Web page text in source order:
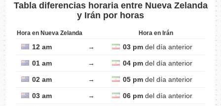
Tabla diferencias horaria entre Nueva Zelanda
y Irán por horas
Hora en Nueva Zelanda Hora en Irán
12 am → 03 pm del día anterior
01 am → 04 pm del día anterior
02 am → 05 pm del día anterior
03 am → 06 pm del día anterior